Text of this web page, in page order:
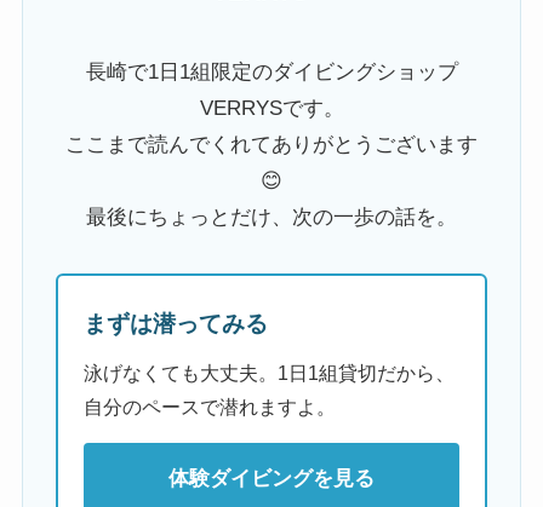
長崎で1日1組限定のダイビングショップ
VERRYSです。
ここまで読んでくれてありがとうございます
😊
最後にちょっとだけ、次の一歩の話を。
まずは潜ってみる
泳げなくても大丈夫。1日1組貸切だから、
自分のペースで潜れますよ。
体験ダイビングを見る